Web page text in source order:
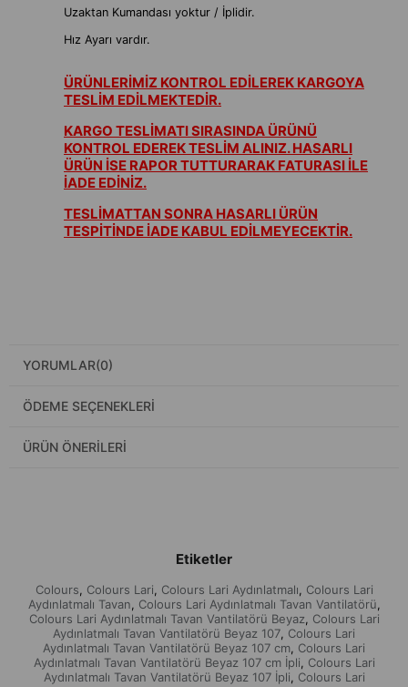
Uzaktan Kumandası yoktur / İplidir.
Hız Ayarı vardır.
ÜRÜNLERİMİZ KONTROL EDİLEREK KARGOYA
TESLİM EDİLMEKTEDİR.
KARGO TESLİMATI SIRASINDA ÜRÜNÜ
KONTROL EDEREK TESLİM ALINIZ. HASARLI
ÜRÜN İSE RAPOR TUTTURARAK FATURASI İLE
İADE EDİNİZ.
TESLİMATTAN SONRA HASARLI ÜRÜN
TESPİTİNDE İADE KABUL EDİLMEYECEKTİR.
YORUMLAR(0)
ÖDEME SEÇENEKLERI
ÜRÜN ÖNERILERI
Etiketler
Colours, Colours Lari, Colours Lari Aydınlatmalı, Colours Lari
Aydınlatmalı Tavan, Colours Lari Aydınlatmalı Tavan Vantilatörü,
Colours Lari Aydınlatmalı Tavan Vantilatörü Beyaz, Colours Lari
Aydınlatmalı Tavan Vantilatörü Beyaz 107, Colours Lari
Aydınlatmalı Tavan Vantilatörü Beyaz 107 cm, Colours Lari
Aydınlatmalı Tavan Vantilatörü Beyaz 107 cm İpli, Colours Lari
Aydınlatmalı Tavan Vantilatörü Beyaz 107 İpli, Colours Lari